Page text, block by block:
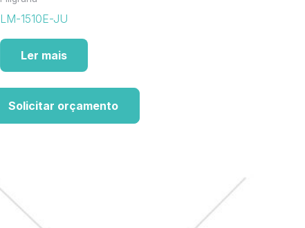
LM-1510E-JU
Ler mais
Solicitar orçamento